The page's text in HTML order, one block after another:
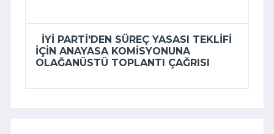
İYİ PARTI'DEN SÜREÇ YASASI TEKLIFI
IÇIN ANAYASA KOMISYONUNA
OLAĞANÜSTÜ TOPLANTI ÇAĞRISI